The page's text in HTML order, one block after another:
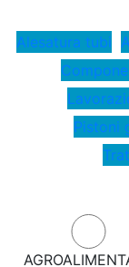
Alesatura tubi
Pistoni